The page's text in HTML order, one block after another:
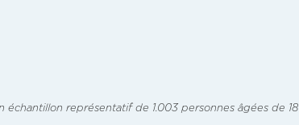
échantillon représentatif de 1.003 personnes âgées de 18